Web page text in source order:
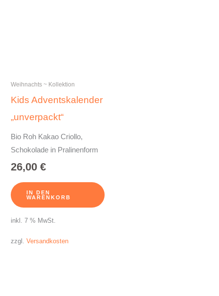
Weihnachts ~ Kollektion
Kids Adventskalender
„unverpackt“
Bio Roh Kakao Criollo,
Schokolade in Pralinenform
26,00€
IN DEN
WARENKORB
inkl. 7 % MwSt.
zzgl.Versandkosten